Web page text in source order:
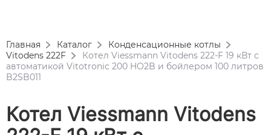
Главная Каталог
Конденсационные котлы
Vitodens 222F
Котел Viessmann Vitodens 222-F 19 кВт с
автоматикой Vitotronic 200 HO2B и бойлером 100 литров
B2SB011
Котел Viessmann Vitodens